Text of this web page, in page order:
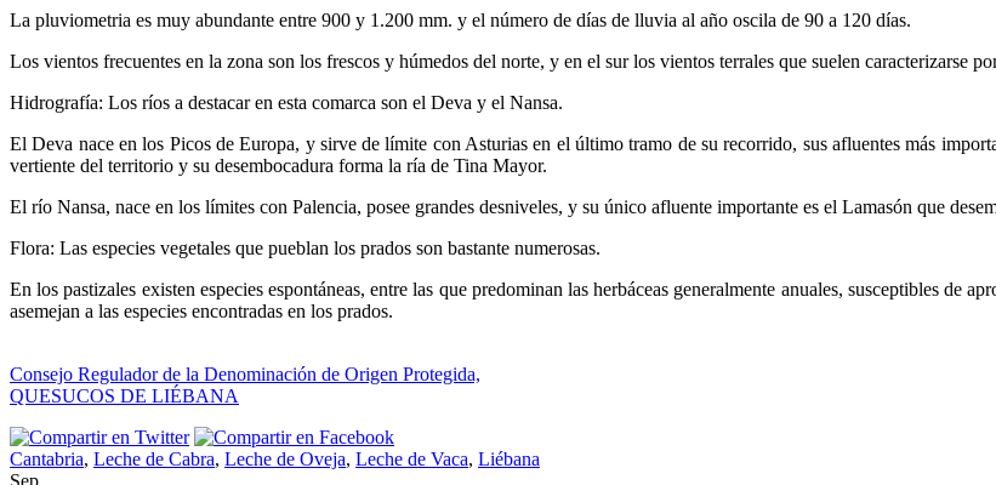
La pluviometria es muy abundante entre 900 y 1.200 mm. y el número de días de lluvia al año oscila de 90 a 120 días.
Los vientos frecuentes en la zona son los frescos y húmedos del norte, y en el sur los vientos terrales que suelen caracterizarse
Hidrografía: Los ríos a destacar en esta comarca son el Deva y el Nansa.
El Deva nace en los Picos de Europa, y sirve de límite con Asturias en el último tramo de su recorrido, sus afluentes más
vertiente del territorio y su desembocadura forma la ría de Tina Mayor.
El río Nansa, nace en los límites con Palencia, posee grandes desniveles, y su único afluente importante es el Lamasón que
Flora: Las especies vegetales que pueblan los prados son bastante numerosas.
En los pastizales existen especies espontáneas, entre las que predominan las herbáceas generalmente anuales, susceptibles de
asemejan a las especies encontradas en los prados.
Consejo Regulador de la Denominación de Origen Protegida,
QUESUCOS DE LIÉBANA
Cantabria, Leche de Cabra, Leche de Oveja, Leche de Vaca, Liébana
Sep